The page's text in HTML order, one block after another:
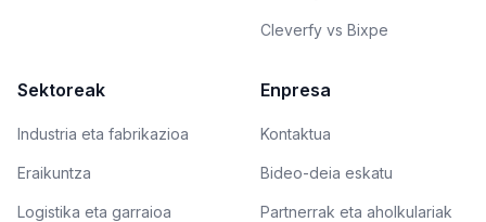
Cleverfy vs Bixpe
Sektoreak
Industria eta fabrikazioa
Eraikuntza
Logistika eta garraioa
Enpresa
Kontaktua
Bideo-deia eskatu
Partnerrak eta aholkulariak